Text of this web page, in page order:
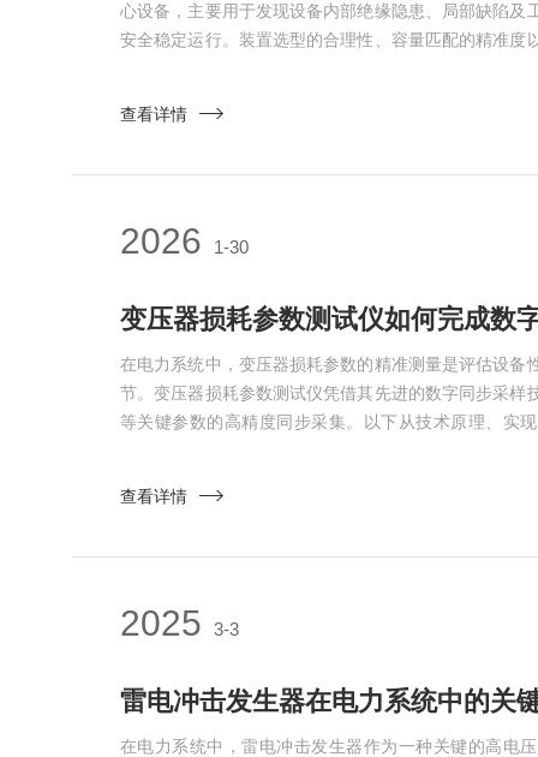
心设备，主要用于发现设备内部绝缘隐患、局部缺陷及
安全稳定运行。装置选型的合理性、容量匹配的精准度
全面指导。选型过程中，核心技术性能把控是首要前提
查看详情
2026 1-30
变压器损耗参数测试仪如何完成数
在电力系统中，变压器损耗参数的精准测量是评估设备
节。变压器损耗参数测试仪凭借其先进的数字同步采样
等关键参数的高精度同步采集。以下从技术原理、实
入信号，确保各通道数据的时间一致性。2.锁相环与频
查看详情
2025 3-3
在电力系统中，雷电冲击发生器作为一种关键的高电